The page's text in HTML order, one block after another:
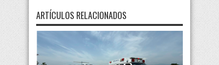
ARTÍCULOS RELACIONADOS